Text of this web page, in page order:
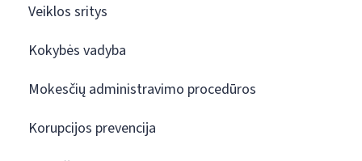
Veiklos sritys
Kokybės vadyba
Mokesčių administravimo procedūros
Korupcijos prevencija